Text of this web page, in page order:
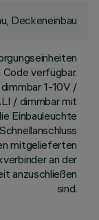
Deckeneinbau
verfügbar.
1-10V /
/ dimmbar mit
Einbauleuchte
mitgelieferten
an der
anzuschließen
sind.